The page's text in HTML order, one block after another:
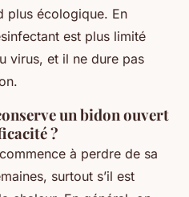
plus écologique. En
est plus limité
virus, et il ne dure pas
un bidon ouvert
?
à perdre de sa
surtout s’il est